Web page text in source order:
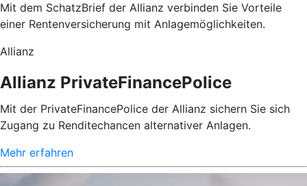
Mit dem SchatzBrief der Allianz verbinden Sie Vorteile
einer Rentenversicherung mit Anlagemöglichkeiten.
Allianz
Allianz PrivateFinancePolice
Mit der PrivateFinancePolice der Allianz sichern Sie sich
Zugang zu Renditechancen alternativer Anlagen.
Mehr erfahren